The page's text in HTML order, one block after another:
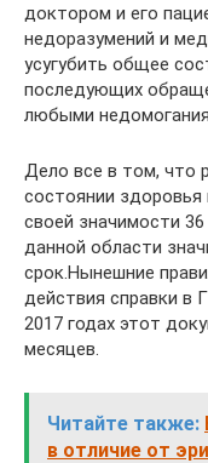
доктором и его
недоразумений и
усугубить общее
последующих
любыми
Дело все в том, что
состоянии здоровья
своей значимости
данной области
срок.Нынешние
действия справки
2017 годах этот
месяцев.
Читайте также:
в отличие от